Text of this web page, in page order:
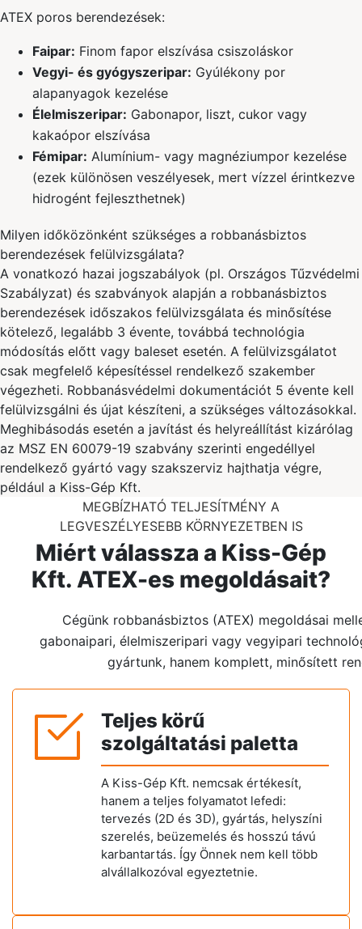
ATEX poros berendezések:
Faipar: Finom fapor elszívása csiszoláskor
Vegyi- és gyógyszeripar: Gyúlékony por
alapanyagok kezelése
Élelmiszeripar: Gabonapor, liszt, cukor vagy
kakaópor elszívása
Fémipar: Alumínium- vagy magnéziumpor kezelése
(ezek különösen veszélyesek, mert vízzel érintkezve
hidrogént fejleszthetnek)
Milyen időközönként szükséges a robbanásbiztos
berendezések felülvizsgálata?
A vonatkozó hazai jogszabályok (pl. Országos Tűzvédelmi
Szabályzat) és szabványok alapján a robbanásbiztos
berendezések időszakos felülvizsgálata és minősítése
kötelező, legalább 3 évente, továbbá technológia
módosítás előtt vagy baleset esetén. A felülvizsgálatot
csak megfelelő képesítéssel rendelkező szakember
végezheti. Robbanásvédelmi dokumentációt 5 évente kell
felülvizsgálni és újat készíteni, a szükséges változásokkal.
Meghibásodás esetén a javítást és helyreállítást kizárólag
az MSZ EN 60079-19 szabvány szerinti engedéllyel
rendelkező gyártó vagy szakszerviz hajthatja végre,
például a Kiss-Gép Kft.
MEGBÍZHATÓ TELJESÍTMÉNY A
LEGVESZÉLYESEBB KÖRNYEZETBEN IS
Miért válassza a Kiss-Gép
Kft. ATEX-es megoldásait?
Cégünk robbanásbiztos (ATEX) megoldásai
gabonaipari, élelmiszeripari vagy vegyipari
gyártunk, hanem komplett, minősített
Teljes körű
szolgáltatási paletta
A Kiss-Gép Kft. nemcsak értékesít,
hanem a teljes folyamatot lefedi:
tervezés (2D és 3D), gyártás, helyszíni
szerelés, beüzemelés és hosszú távú
karbantartás. Így Önnek nem kell több
alvállalkozóval egyeztetnie.